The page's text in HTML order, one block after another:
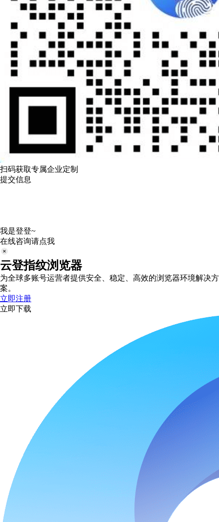
扫码获取专属企业定制
提交信息
我是登登~
在线咨询请点我
云登指纹浏览器
为全球多账号运营者提供安全、稳定、高效的浏览器环境解决方
案。
立即注册
立即下载